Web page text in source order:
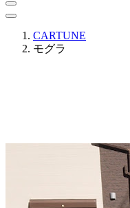
CARTUNE
モグラ